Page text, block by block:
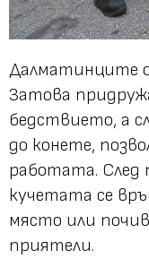
Далматинците
Затова
бедствието, а
до конете,
работата. След
кучетата се
място или
приятели.